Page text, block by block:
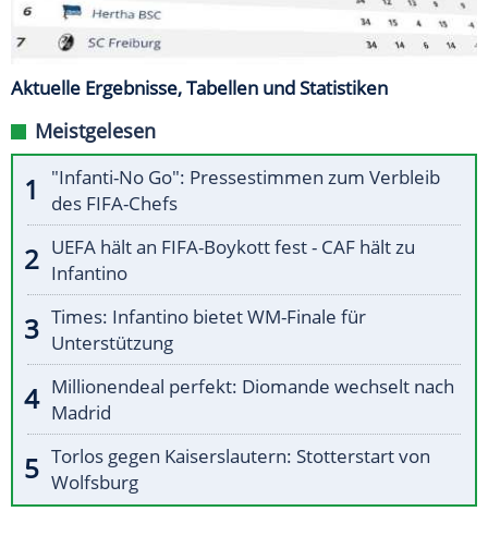
Aktuelle Ergebnisse, Tabellen und Statistiken
Meistgelesen
"Infanti-No Go": Pressestimmen zum Verbleib
des FIFA-Chefs
UEFA hält an FIFA-Boykott fest - CAF hält zu
Infantino
Times: Infantino bietet WM-Finale für
Unterstützung
Millionendeal perfekt: Diomande wechselt nach
Madrid
Torlos gegen Kaiserslautern: Stotterstart von
Wolfsburg